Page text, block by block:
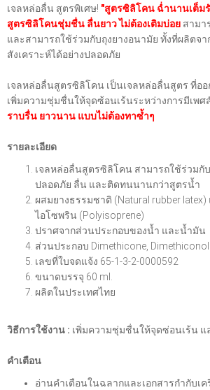
เจลหล่อลื่น สูตรพิเศษ! "สูตรซิลิโคน ฉ่ำนานเต็ม
สูตรซิลิโคนชุ่มชื่น ลื่นยาว ไม่ต้องเติมบ่อย สามา
และสามารถใช้ร่วมกับถุงยางอนามัย ทั้งที่ผลิตจ
สังเคราะห์ได้อย่างปลอดภัย
เจลหล่อลื่นสูตรซิลิโคน เป็นเจลหล่อลื่นสูตร ที่ออ
เพิ่มความชุ่มชื่นให้จุดซ้อนเร้นระหว่างการมีเพ
ราบรื่น ยาวนาน แบบไม่ต้องทาซ้ำๆ
รายละเอียด
เจลหล่อลื่นสูตรซิลิโคน สามารถใช้ร่วมกั
ปลอดภัย ลื่น และติดทนนานกว่าสูตรน้ำ
ผสมยางธรรมชาติ (Natural rubber
ไอโซพริน (Polyisoprene)
ปราศจากส่วนประกอบของน้ำ และน้ำมัน
ส่วนประกอบ Dimethicone, Dimethiconol
เลขที่ใบจดแจ้ง 65-1-3-2-0000592
ขนาดบรรจุ 60 ml.
ผลิตในประเทศไทย
วิธีการใช้งาน : เพิ่มความชุ่มชื่นให้จุดซ่อนเร้น แ
คำเตือน
อ่านคำเตือนในฉลากและเอกสารกำกับเ